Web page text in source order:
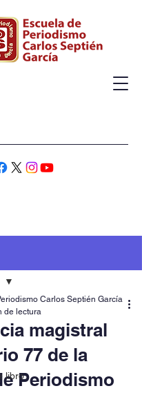
libro
magistral
77 de la
Periodismo
Carlos Septién García
de lectura